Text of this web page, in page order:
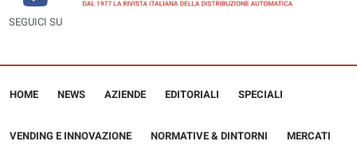
SEGUICI SU
HOME NEWS AZIENDE EDITORIALI SPECIALI
VENDING E INNOVAZIONE NORMATIVE & DINTORNI MERCATI